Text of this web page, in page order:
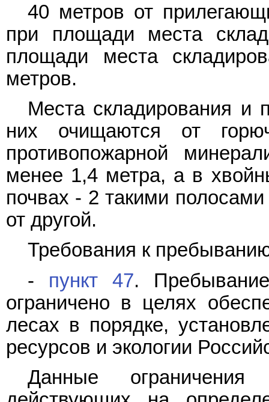
40 метров от
при площади места
площади места
метров.
Места складирования и
них очищаются от
противопожарной
менее 1,4 метра, а в
почвах - 2 такими
от другой.
Требования к
- пункт 47.
ограничено в целях
лесах в порядке,
ресурсов и экологии
Данные